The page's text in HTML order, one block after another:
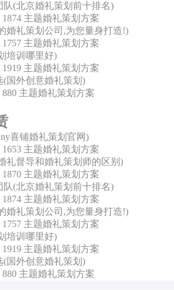
(北京婚礼策划前十排名)
主题婚礼策划方案
婚礼策划公司,为您量身打造!)
主题婚礼策划方案
培训哪里好)
主题婚礼策划方案
国外创意婚礼策划)
主题婚礼策划方案
喜铺婚礼策划官网)
主题婚礼策划方案
礼督导和婚礼策划师的区别)
主题婚礼策划方案
(北京婚礼策划前十排名)
主题婚礼策划方案
婚礼策划公司,为您量身打造!)
主题婚礼策划方案
培训哪里好)
主题婚礼策划方案
国外创意婚礼策划)
主题婚礼策划方案